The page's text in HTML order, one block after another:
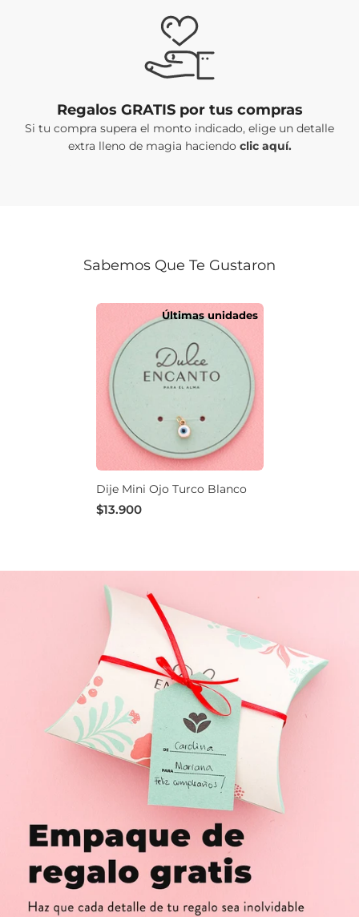
Regalos GRATIS por tus compras
Si tu compra supera el monto indicado, elige un detalle
extra lleno de magia haciendo clic aquí.
Sabemos Que Te Gustaron
Últimas unidades
Dije Mini Ojo Turco Blanco
$13.900